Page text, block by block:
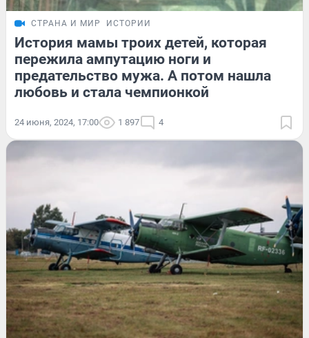
СТРАНА И МИР ИСТОРИИ
История мамы троих детей, которая
пережила ампутацию ноги и
предательство мужа. А потом нашла
любовь и стала чемпионкой
24 июня, 2024, 17:00 1 897 4